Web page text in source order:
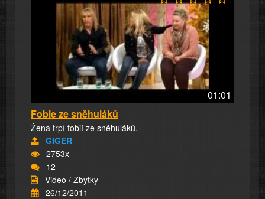
01:01
Fobie ze sněhuláků
Žena trpí fobií ze sněhuláků.
GIGER
2753x
12
Video / Zbytky
26/12/2011